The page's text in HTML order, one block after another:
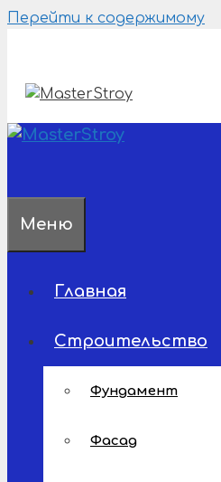
Перейти к содержимому
Меню
Главная
Строительство
Фундамент
Фасад